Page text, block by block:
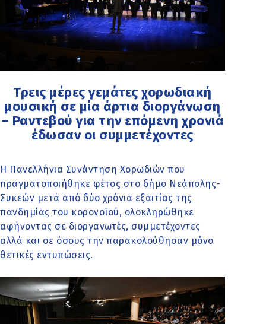
Τρεις μέρες γεμάτες χορωδιακή
μουσική σε μία άρτια διοργάνωση
– Ραντεβού για την επόμενη χρονιά
έδωσαν οι συμμετέχοντες
Η Πανελλήνια Συνάντηση Χορωδιών που
πραγματοποιήθηκε φέτος στο δήμο Νεάπολης-
Συκεών μετά από δύο χρόνια εξαιτίας της
πανδημίας του κορονοϊού, ολοκληρώθηκε
αφήνοντας σε διοργανωτές, συμμετέχοντες
αλλά και σε όσους την παρακολούθησαν μόνο
θετικές εντυπώσεις.